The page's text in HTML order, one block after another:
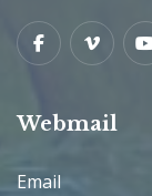
FacebookVimeo
Webmail
Email